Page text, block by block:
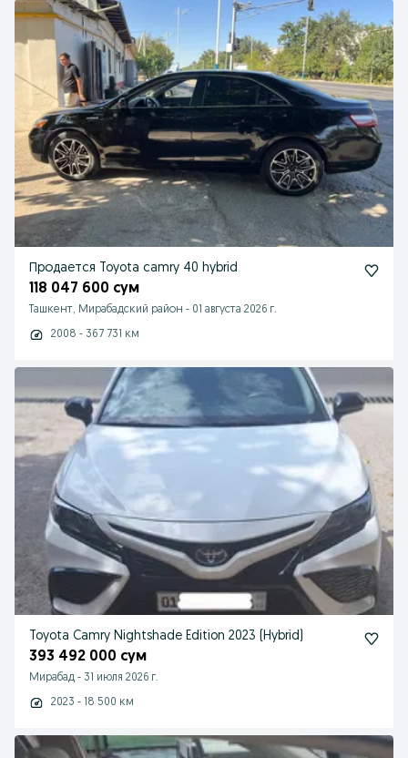
Продается Toyota camry 40 hybrid
118 047 600 сум
Ташкент, Мирабадский район - 01 августа 2026 г.
2008 - 367 731 км
Toyota Camry Nightshade Edition 2023 (Hybrid)
393 492 000 сум
Мирабад - 31 июля 2026 г.
2023 - 18 500 км